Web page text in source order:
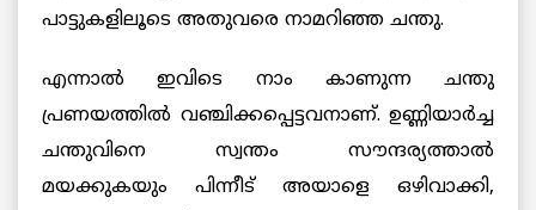
പാട്ടുകളിലൂടെ അതുവരെ നാമറിഞ്ഞ ചന്തു.
എന്നാല്‍ ഇവിടെ നാം കാണുന്ന ചന്തു
പ്രണയത്തില്‍ വഞ്ചിക്കപ്പെട്ടവനാണ്. ഉണ്ണിയാര്‍ച്ച
ചന്തുവിനെ സ്വന്തം സൗന്ദര്യത്താല്‍
മയക്കുകയും പിന്നീട് അയാളെ ഒഴിവാക്കി,